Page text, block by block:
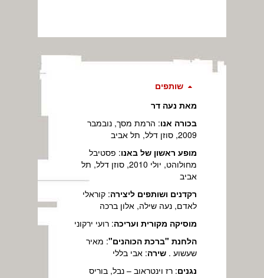
שותפים
מאת נעה דר
בכורה אנו: הרמת מסך, נובמבר
2009, סוזן דלל, תל אביב
מופע ראשון של באנו: פסטיבל
מחולוהט, יולי 2010, סוזן דלל, תל
אביב
רקדנים ושותפים ליצירה: קוראלי
לאדם, נעה שילה, אלון ברכה
מוסיקה מקורית ועריכה: רועי ירקוני
הלחנת "ברכת הכוהנים": מאיר
שעשוע . שירה: אבי בללי
נגנים: רז וינטראוב – נבל, בוריס